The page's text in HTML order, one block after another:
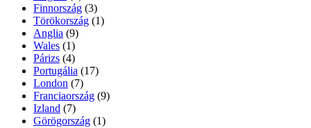
Finnország (3)
Törökország (1)
Anglia (9)
Wales (1)
Párizs (4)
Portugália (17)
London (7)
Franciaország (9)
Izland (7)
Görögország (1)